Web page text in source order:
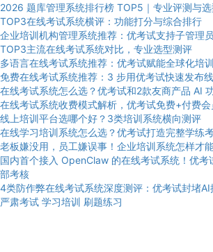
2026 题库管理系统排行榜 TOP5｜专业评测与
TOP3在线考试系统横评：功能打分与综合排行
企业培训机构管理系统推荐：优考试支持子管理
TOP3主流在线考试系统对比，专业选型测评
多语言在线考试系统推荐：优考试赋能全球化培
免费在线考试系统推荐：3 步用优考试快速发布
在线考试系统怎么选？优考试和2款友商产品 AI
在线考试系统收费模式解析，优考试免费+付费
线上培训平台选哪个好？3类培训系统横向测评
在线学习培训系统怎么选？优考试打造完整学练
老板嫌没用，员工嫌误事！企业培训系统怎样才
国内首个接入 OpenClaw 的在线考试系统！优考
部考核
4类防作弊在线考试系统深度测评：优考试封堵AI
严肃考试 学习培训 刷题练习